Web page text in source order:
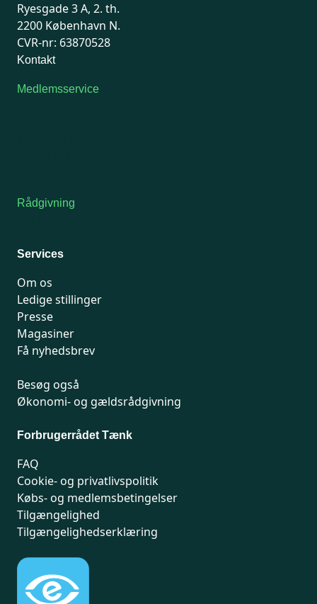
Ryesgade 3 A, 2. th.
2200 København N.
CVR-nr: 63870528
Kontakt
Medlemsservice
Rådgivning
Services
Om os
Ledige stillinger
Presse
Magasiner
Få nyhedsbrev
Besøg også
Økonomi- og gældsrådgivning
Forbrugerrådet Tænk
FAQ
Cookie- og privatlivspolitik
Købs- og medlemsbetingelser
Tilgængelighed
Tilgængelighedserklæring